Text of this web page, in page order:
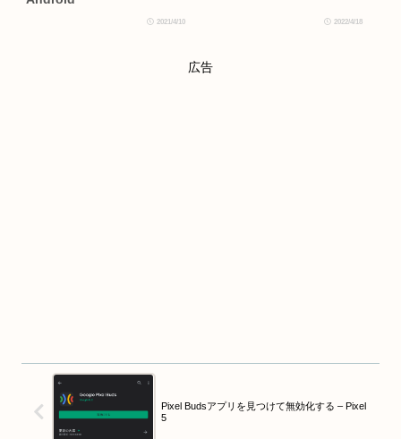
2021/4/10 2022/4/18
広告
Pixel Budsアプリを見つけて無効化する – Pixel
5